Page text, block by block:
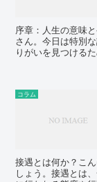
序章：人生の意味
さん。今日は特別
りがいを見つける
コラム
接遇とは何か？こ
しょう。接遇とは